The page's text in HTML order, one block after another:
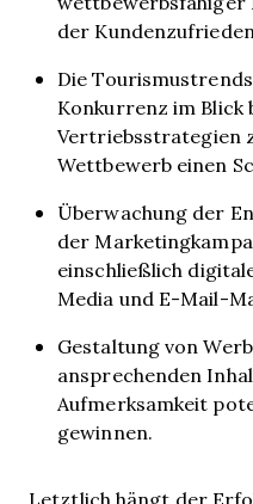
der
Die
Konkurrenz im Blick
Vertriebsstrategien
Wettbewerb einen
Überwachung der
der
einschließlich
Media und E-Mail-
Gestaltung von
ansprechenden
Aufmerksamkeit
gewinnen.